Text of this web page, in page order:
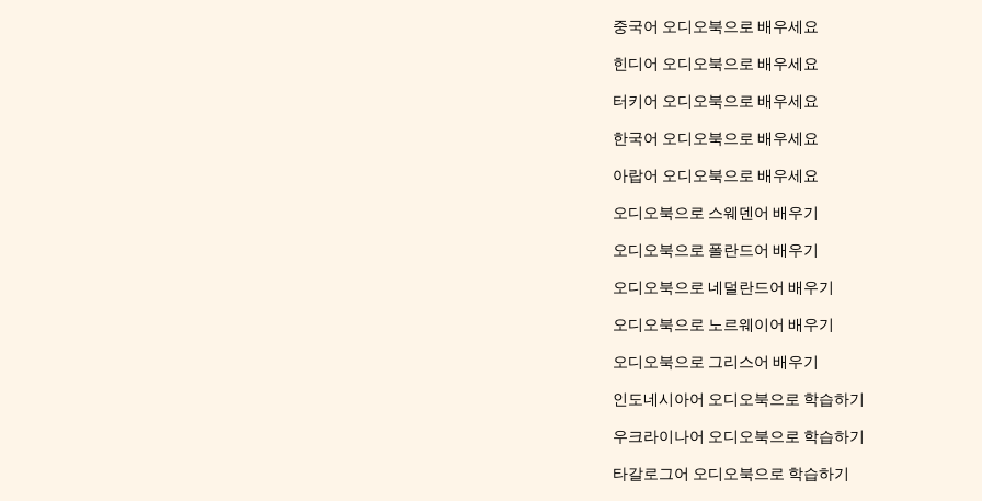
중국어 오디오북으로 배우세요
힌디어 오디오북으로 배우세요
터키어 오디오북으로 배우세요
한국어 오디오북으로 배우세요
아랍어 오디오북으로 배우세요
오디오북으로 스웨덴어 배우기
오디오북으로 폴란드어 배우기
오디오북으로 네덜란드어 배우기
오디오북으로 노르웨이어 배우기
오디오북으로 그리스어 배우기
인도네시아어 오디오북으로 학습하기
우크라이나어 오디오북으로 학습하기
타갈로그어 오디오북으로 학습하기